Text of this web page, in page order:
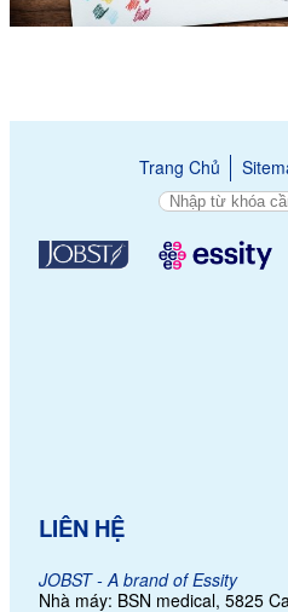
Trang Chủ
LIÊN HỆ
JOBST - A brand of Essity
Nhà máy: BSN medical, 5825